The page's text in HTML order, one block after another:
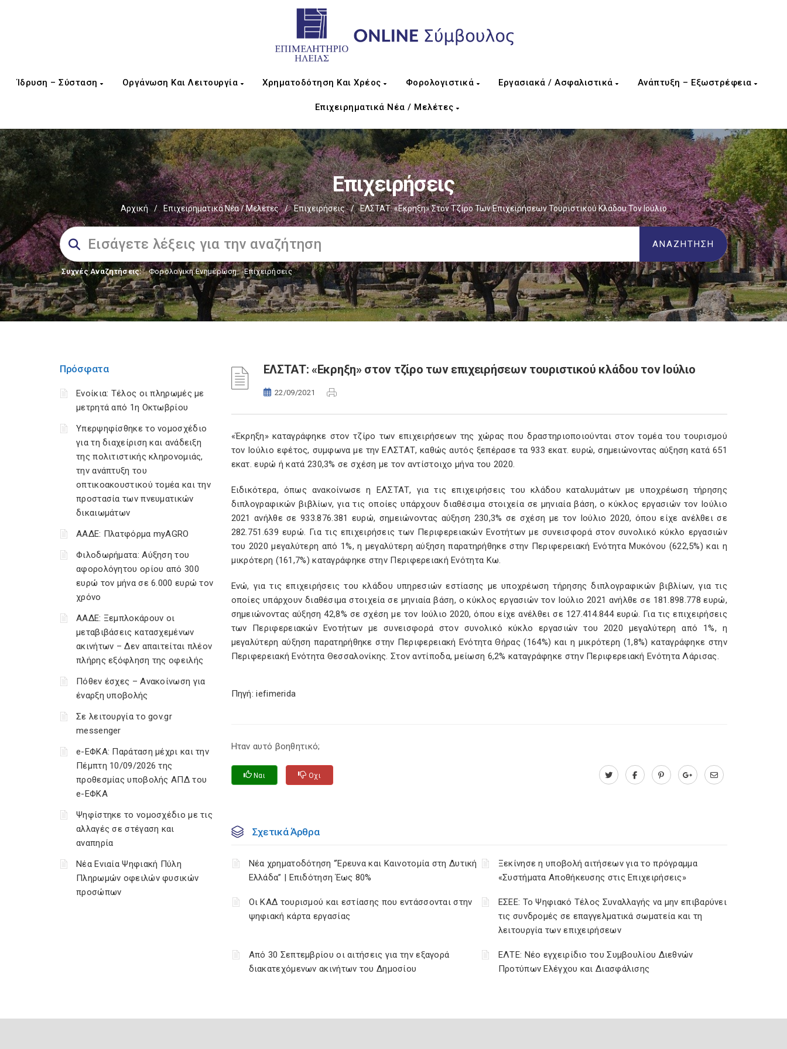
Ίδρυση – Σύσταση Οργάνωση Και Λειτουργία Χρηματοδότηση Και Χρέος Φορολογιστικά Εργασιακά / Ασφαλιστικά Ανάπτυξη – Εξωστρέφεια
Επιχειρηματικά Νέα / Μελέτες
Επιχειρήσεις
Αρχική / Επιχειρηματικά Νέα / Μελέτες / Επιχειρήσεις / ΕΛΣΤΑΤ: «Εκρηξη» Στον Τζίρο Των Επιχειρήσεων Τουριστικού Κλάδου Τον Ιούλιο
Συχνές Αναζητήσεις: Φορολογικη Ενημέρωση, Επιχειρήσεις
Πρόσφατα
Ενοίκια: Τέλος οι πληρωμές με
μετρητά από 1η Οκτωβρίου
Υπερψηφίσθηκε το νομοσχέδιο
για τη διαχείριση και ανάδειξη
της πολιτιστικής κληρονομιάς,
την ανάπτυξη του
οπτικοακουστικού τομέα και την
προστασία των πνευματικών
δικαιωμάτων
ΑΑΔΕ: Πλατφόρμα myAGRO
Φιλοδωρήματα: Αύξηση του
αφορολόγητου ορίου από 300
ευρώ τον μήνα σε 6.000 ευρώ τον
χρόνο
ΑΑΔΕ: Ξεμπλοκάρουν οι
μεταβιβάσεις κατασχεμένων
ακινήτων – Δεν απαιτείται πλέον
πλήρης εξόφληση της οφειλής
Πόθεν έσχες – Ανακοίνωση για
έναρξη υποβολής
Σε λειτουργία το gov.gr
messenger
e-ΕΦΚΑ: Παράταση μέχρι και την
Πέμπτη 10/09/2026 της
προθεσμίας υποβολής ΑΠΔ του
e-ΕΦΚΑ
Ψηφίστηκε το νομοσχέδιο με τις
αλλαγές σε στέγαση και
αναπηρία
Νέα Ενιαία Ψηφιακή Πύλη
Πληρωμών οφειλών φυσικών
προσώπων
ΕΛΣΤΑΤ: «Εκρηξη» στον τζίρο των επιχειρήσεων τουριστικού κλάδου τον Ιούλιο
22/09/2021
«Έκρηξη» καταγράφηκε στον τζίρο των επιχειρήσεων της χώρας που δραστηριοποιούνται στον τομέα του τουρισμού
τον Ιούλιο εφέτος, συμφωνα με την ΕΛΣΤΑΤ, καθώς αυτός ξεπέρασε τα 933 εκατ. ευρώ, σημειώνοντας αύξηση κατά 651
εκατ. ευρώ ή κατά 230,3% σε σχέση με τον αντίστοιχο μήνα του 2020.
Ειδικότερα, όπως ανακοίνωσε η ΕΛΣΤΑΤ, για τις επιχειρήσεις του κλάδου καταλυμάτων με υποχρέωση τήρησης
διπλογραφικών βιβλίων, για τις οποίες υπάρχουν διαθέσιμα στοιχεία σε μηνιαία βάση, ο κύκλος εργασιών τον Ιούλιο
2021 ανήλθε σε 933.876.381 ευρώ, σημειώνοντας αύξηση 230,3% σε σχέση με τον Ιούλιο 2020, όπου είχε ανέλθει σε
282.751.639 ευρώ. Για τις επιχειρήσεις των Περιφερειακών Ενοτήτων με συνεισφορά στον συνολικό κύκλο εργασιών
του 2020 μεγαλύτερη από 1%, η μεγαλύτερη αύξηση παρατηρήθηκε στην Περιφερειακή Ενότητα Μυκόνου (622,5%) και η
μικρότερη (161,7%) καταγράφηκε στην Περιφερειακή Ενότητα Κω.
Ενώ, για τις επιχειρήσεις του κλάδου υπηρεσιών εστίασης με υποχρέωση τήρησης διπλογραφικών βιβλίων, για τις
οποίες υπάρχουν διαθέσιμα στοιχεία σε μηνιαία βάση, ο κύκλος εργασιών τον Ιούλιο 2021 ανήλθε σε 181.898.778 ευρώ,
σημειώνοντας αύξηση 42,8% σε σχέση με τον Ιούλιο 2020, όπου είχε ανέλθει σε 127.414.844 ευρώ. Για τις επιχειρήσεις
των Περιφερειακών Ενοτήτων με συνεισφορά στον συνολικό κύκλο εργασιών του 2020 μεγαλύτερη από 1%, η
μεγαλύτερη αύξηση παρατηρήθηκε στην Περιφερειακή Ενότητα Θήρας (164%) και η μικρότερη (1,8%) καταγράφηκε στην
Περιφερειακή Ενότητα Θεσσαλονίκης. Στον αντίποδα, μείωση 6,2% καταγράφηκε στην Περιφερειακή Ενότητα Λάρισας.
Πηγή: iefimerida
Ηταν αυτό βοηθητικό;
Ναι Οχι
Σχετικά Άρθρα
Νέα χρηματοδότηση “Έρευνα και Καινοτομία στη Δυτική
Ελλάδα” | Επιδότηση Έως 80%
Ξεκίνησε η υποβολή αιτήσεων για το πρόγραμμα
«Συστήματα Αποθήκευσης στις Επιχειρήσεις»
Οι ΚΑΔ τουρισμού και εστίασης που εντάσσονται στην
ψηφιακή κάρτα εργασίας
ΕΣΕΕ: Το Ψηφιακό Τέλος Συναλλαγής να μην επιβαρύνει
τις συνδρομές σε επαγγελματικά σωματεία και τη
λειτουργία των επιχειρήσεων
Από 30 Σεπτεμβρίου οι αιτήσεις για την εξαγορά
διακατεχόμενων ακινήτων του Δημοσίου
ΕΛΤΕ: Νέο εγχειρίδιο του Συμβουλίου Διεθνών
Προτύπων Ελέγχου και Διασφάλισης